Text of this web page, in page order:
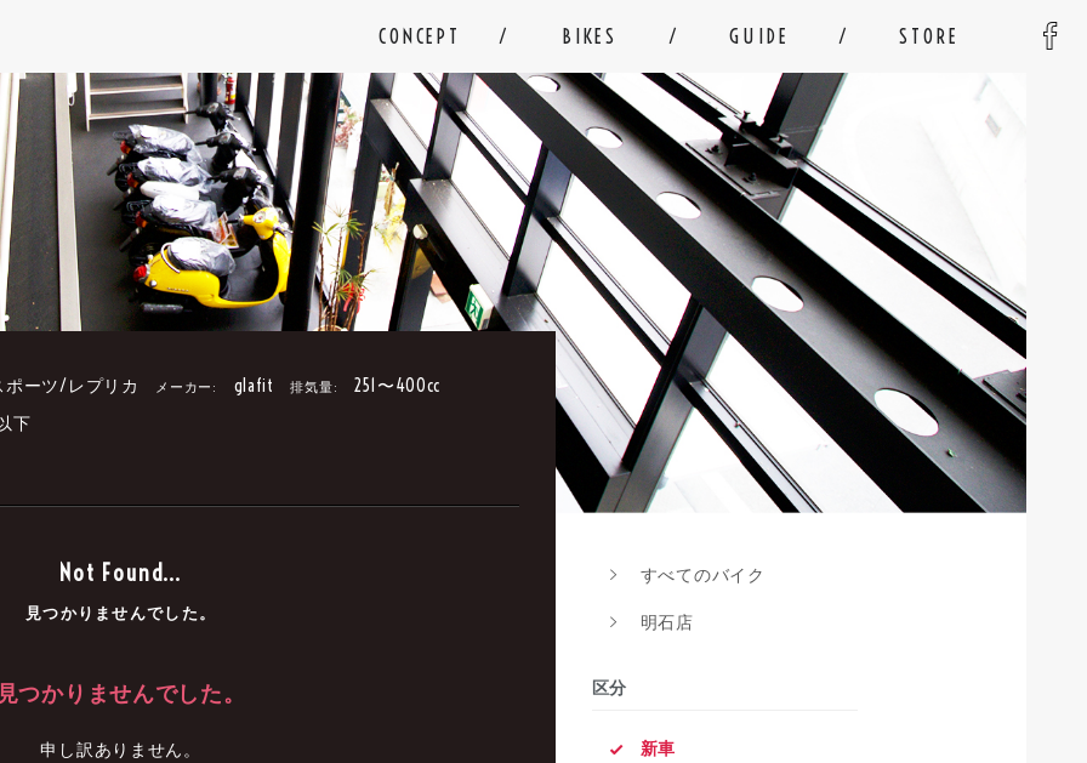
CONCEPT BIKES GUIDE STORE
ポーツ/レプリカ メーカー: glafit 排気量: 251〜400cc
下
Not Found...
見つかりませんでした。
見つかりませんでした。
申し訳ありません。
すべてのバイク
明石店
区分
新車
中古車